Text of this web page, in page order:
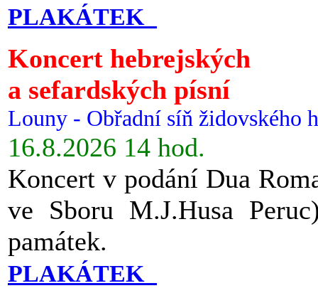
PLAKÁTEK
Koncert hebrejských
a sefardských písní
Louny - Obřadní síň židovského
16.8.2026 14 hod.
Koncert v podání Dua
ve Sboru M.J.Husa
památek.
PLAKÁTEK